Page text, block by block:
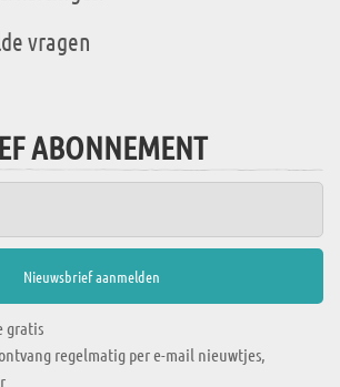
vragen
ABONNEMENT
gratis
regelmatig per e-mail nieuwtjes,